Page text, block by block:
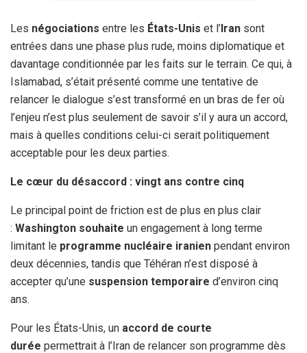
Les négociations entre les États-Unis et l’Iran sont
entrées dans une phase plus rude, moins diplomatique et
davantage conditionnée par les faits sur le terrain. Ce qui, à
Islamabad, s’était présenté comme une tentative de
relancer le dialogue s’est transformé en un bras de fer où
l’enjeu n’est plus seulement de savoir s’il y aura un accord,
mais à quelles conditions celui-ci serait politiquement
acceptable pour les deux parties.
Le cœur du désaccord : vingt ans contre cinq
Le principal point de friction est de plus en plus clair
: Washington souhaite un engagement à long terme
limitant le programme nucléaire iranien pendant environ
deux décennies, tandis que Téhéran n’est disposé à
accepter qu’une suspension temporaire d’environ cinq
ans.
Pour les États-Unis, un accord de courte
durée permettrait à l’Iran de relancer son programme dès